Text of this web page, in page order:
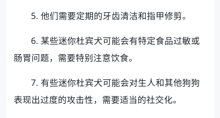
5. 他们需要定期的牙齿清洁和指甲修剪。
6. 某些迷你杜宾犬可能会有特定食品过敏或
肠胃问题，需要特别注意饮食。
7. 有些迷你杜宾犬可能会对生人和其他狗狗
表现出过度的攻击性，需要适当的社交化。